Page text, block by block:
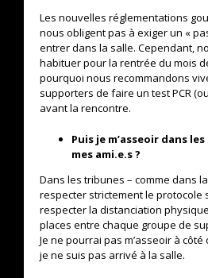
Les nouvelles réglementations
nous obligent pas à exiger un «
entrer dans la salle. Cependant,
habituer pour la rentrée du mois
pourquoi nous recommandons
supporters de faire un test PCR
avant la rencontre.
Puis je m’asseoir dans
mes ami.e.s ?
Dans les tribunes – comme dans
respecter strictement le protocole
respecter la distanciation
places entre chaque groupe de
Je ne pourrai pas m’asseoir à côté
je ne suis pas arrivé à la salle.